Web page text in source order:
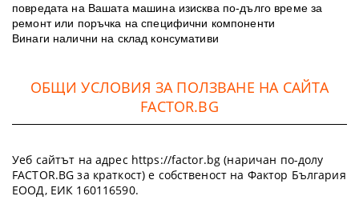
повредата на Вашата машина изисква по-дълго време за
ремонт или поръчка на специфични компоненти
Винаги налични на склад консумативи
ОБЩИ УСЛОВИЯ ЗА ПОЛЗВАНЕ НА САЙТА
FACTOR.BG
Уеб сайтът на адрес https://factor.bg (наричан по-долу
FACTOR.BG за краткост) е собственост на Фактор България
ЕООД, ЕИК 160116590.